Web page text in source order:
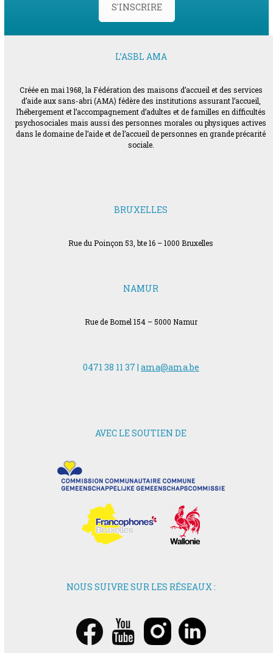
S'INSCRIRE
L’ASBL AMA
Créée en mai 1968, la Fédération des maisons d’accueil et des services
d’aide aux sans-abri (AMA) fédère des institutions assurant l’accueil,
l’hébergement et l’accompagnement d’adultes et de familles en difficultés
psychosociales mais aussi des personnes morales ou physiques actives
dans le domaine de l’aide et de l’accueil de personnes en grande précarité
sociale.
BRUXELLES
Rue du Poinçon 53, bte 16 – 1000 Bruxelles
NAMUR
Rue de Bomel 154 – 5000 Namur
0471 38 11 37 | ama@ama.be
AVEC LE SOUTIEN DE
NOUS SUIVRE SUR LES RÉSEAUX :